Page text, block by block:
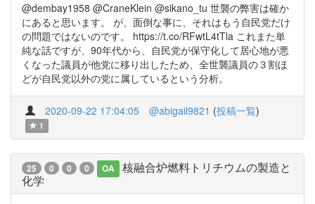
@dembay1958 @CraneKlein @sikano_tu 世襲の弊害は確か
にあると思います。 が、面倒な事に、それはもう自民党だけ
の問題ではないのです。 https://t.co/RFwtL4tTla これまた単
純な話ですが、90年代から、自民党が保守化して居心地が悪
くなった議員が他党に移り出したため、全世襲議員の３割ほ
どが自民党以外の党に属しているという分析。
2020-09-22 17:04:05 @abigail9821 (投稿一覧)
1
25 0 0 0 OA
核融合炉燃料トリチウムの製造と
化学